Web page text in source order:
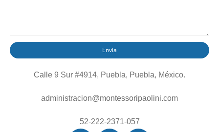
Envia
Calle 9 Sur #4914, Puebla, Puebla, México.
administracion@montessoripaolini.com
52-222-2371-057